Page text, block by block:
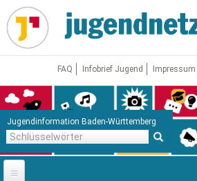
Direkt
zum
Inhalt
FAQ Infobrief Jugend Impressum
Jugendinformation Baden-Württemberg